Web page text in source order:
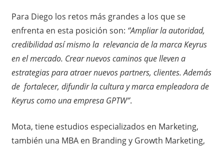
Para Diego los retos más grandes a los que se
enfrenta en esta posición son: ‘’Ampliar la autoridad,
credibilidad así mismo la relevancia de la marca Keyrus
en el mercado. Crear nuevos caminos que lleven a
estrategias para atraer nuevos partners, clientes. Además
de fortalecer, difundir la cultura y marca empleadora de
Keyrus como una empresa GPTW‘’.
Mota, tiene estudios especializados en Marketing,
también una MBA en Branding y Growth Marketing,